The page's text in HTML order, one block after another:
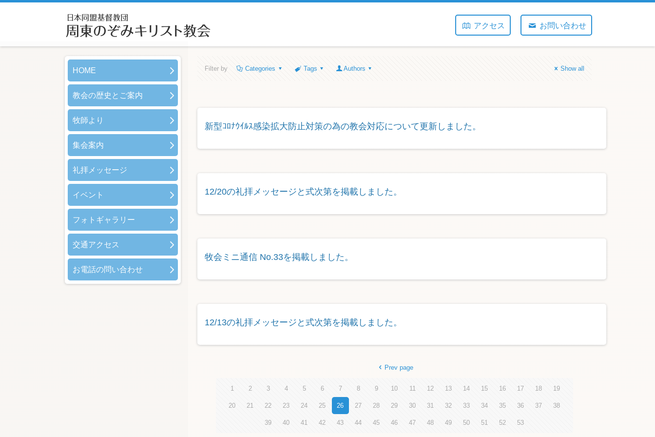
アクセス お問い合わせ
Filter by Categories Tags Authors Show all
新型ｺﾛﾅｳｲﾙｽ感染拡大防止対策の為の教会対応について更新しました。
12/20の礼拝メッセージと式次第を掲載しました。
牧会ミニ通信 No.33を掲載しました。
12/13の礼拝メッセージと式次第を掲載しました。
Prev page
1 2 3 4 5 6 7 8 9 10 11 12 13 14 15 16 17 18 19
20 21 22 23 24 25 26 27 28 29 30 31 32 33 34 35 36 37 38
39 40 41 42 43 44 45 46 47 48 49 50 51 52 53
HOME
教会の歴史とご案内
牧師より
集会案内
礼拝メッセージ
イベント
フォトギャラリー
交通アクセス
お電話の問い合わせ